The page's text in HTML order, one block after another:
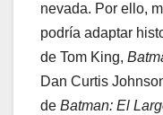
nevada. Por ello,
podría adaptar
de Tom King,
Dan Curtis
de Batman: El